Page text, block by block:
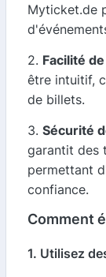
Myticket.de
2. Facilité
être intuitif,
de billets.
3. Sécurité
garantit des
permettant
confiance.
Comment
1. Utilisez